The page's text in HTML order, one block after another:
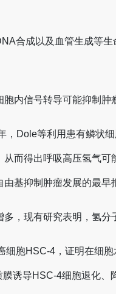
合成以及血管生成等
内信号转导可能抑制肿
，Dole等利用患有鳞状
而得出呼吸高压氢气
基抑制肿瘤发展的最早
，现有研究表明，氢
胞HSC-4，证明在细
诱导HSC-4细胞退化